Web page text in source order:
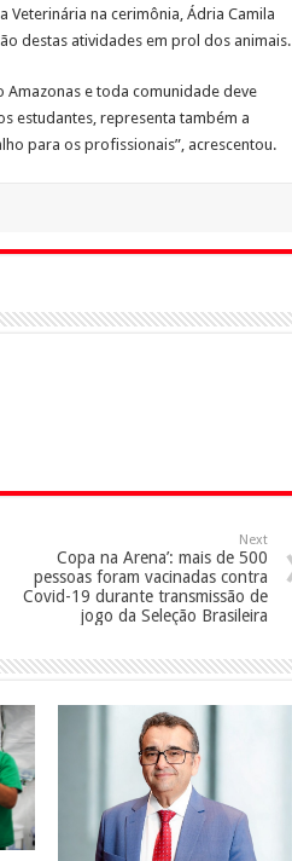
Veterinária na cerimônia, Ádria Camila
destas atividades em prol dos animais.
Amazonas e toda comunidade deve
estudantes, representa também a
para os profissionais”, acrescentou.
Next
Copa na Arena’: mais de 500
pessoas foram vacinadas contra
Covid-19 durante transmissão de
jogo da Seleção Brasileira